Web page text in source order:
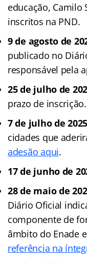
educação, Camilo
inscritos na PND.
9 de agosto de
publicado no
responsável pela
25 de julho de
prazo de inscrição.
7 de julho de 2025
cidades que
adesão aqui.
17 de junho de
28 de maio de
Diário Oficial
componente de
âmbito do Enade
referência na